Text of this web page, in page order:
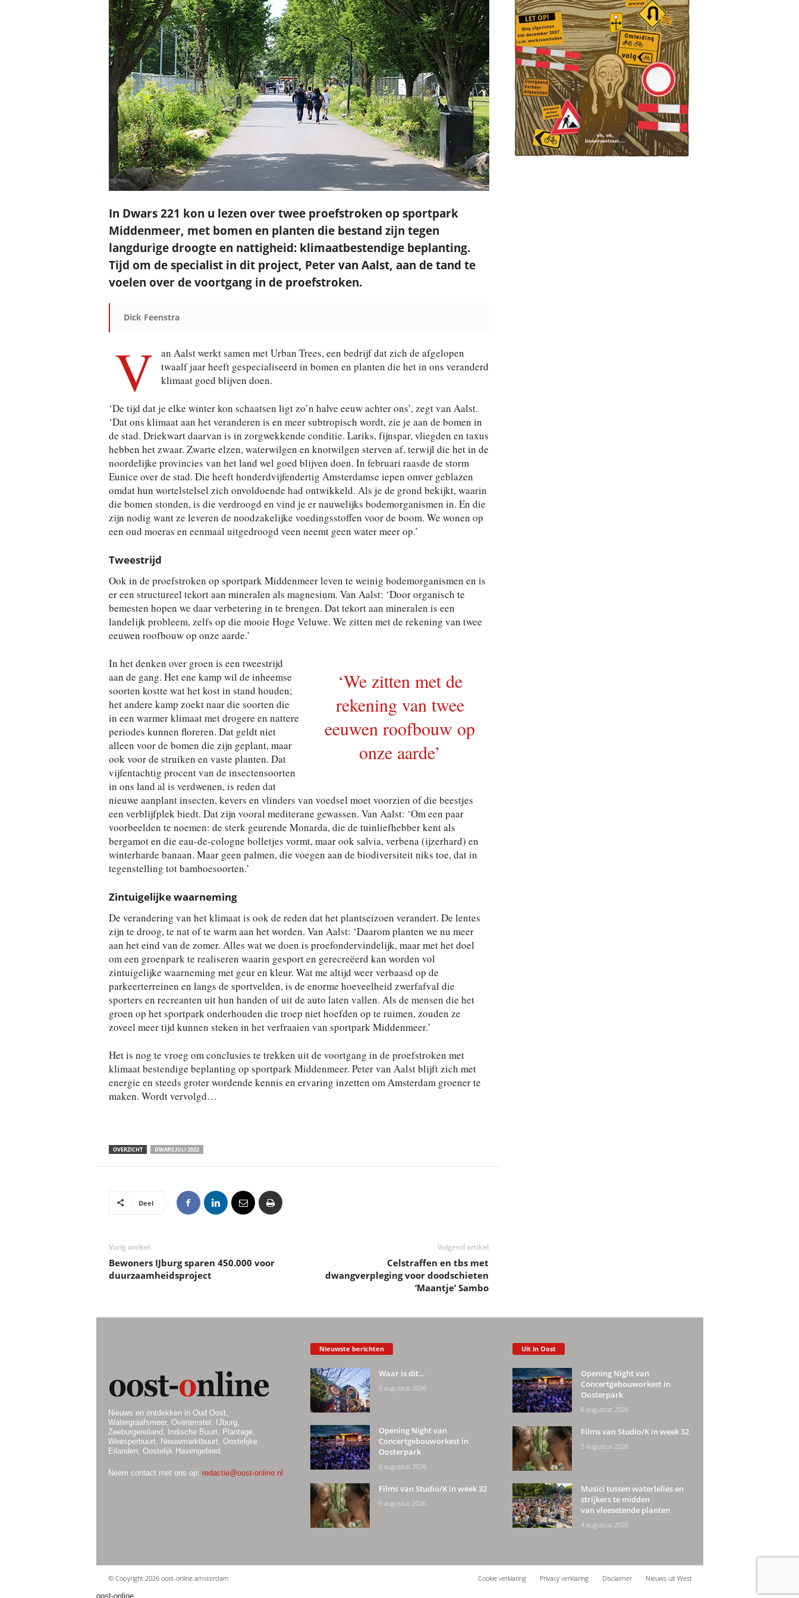
In Dwars 221 kon u lezen over twee proefstroken op sportpark
Middenmeer, met bomen en planten die bestand zijn tegen
langdurige droogte en nattigheid: klimaatbestendige beplanting.
Tijd om de specialist in dit project, Peter van Aalst, aan de tand te
voelen over de voortgang in de proefstroken.
Dick Feenstra
V
an Aalst werkt samen met Urban Trees, een bedrijf dat zich de afgelopen
twaalf jaar heeft gespecialiseerd in bomen en planten die het in ons veranderd
klimaat goed blijven doen.
‘De tijd dat je elke winter kon schaatsen ligt zo’n halve eeuw achter ons’, zegt van Aalst.
‘Dat ons klimaat aan het veranderen is en meer subtropisch wordt, zie je aan de bomen in
de stad. Driekwart daarvan is in zorgwekkende conditie. Lariks, fijnspar, vliegden en taxus
hebben het zwaar. Zwarte elzen, waterwilgen en knotwilgen sterven af, terwijl die het in de
noordelijke provincies van het land wel goed blijven doen. In februari raasde de storm
Eunice over de stad. Die heeft honderdvijfendertig Amsterdamse iepen omver geblazen
omdat hun wortelstelsel zich onvoldoende had ontwikkeld. Als je de grond bekijkt, waarin
die bomen stonden, is die verdroogd en vind je er nauwelijks bodemorganismen in. En die
zijn nodig want ze leveren de noodzakelijke voedingsstoffen voor de boom. We wonen op
een oud moeras en eenmaal uitgedroogd veen neemt geen water meer op.’
Tweestrijd
Ook in de proefstroken op sportpark Middenmeer leven te weinig bodemorganismen en is
er een structureel tekort aan mineralen als magnesium. Van Aalst: ‘Door organisch te
bemesten hopen we daar verbetering in te brengen. Dat tekort aan mineralen is een
landelijk probleem, zelfs op die mooie Hoge Veluwe. We zitten met de rekening van twee
eeuwen roofbouw op onze aarde.’
‘We zitten met de
rekening van twee
eeuwen roofbouw op
onze aarde’
In het denken over groen is een tweestrijd
aan de gang. Het ene kamp wil de inheemse
soorten kostte wat het kost in stand houden;
het andere kamp zoekt naar die soorten die
in een warmer klimaat met drogere en nattere
periodes kunnen floreren. Dat geldt niet
alleen voor de bomen die zijn geplant, maar
ook voor de struiken en vaste planten. Dat
vijfentachtig procent van de insectensoorten
in ons land al is verdwenen, is reden dat
nieuwe aanplant insecten, kevers en vlinders van voedsel moet voorzien of die beestjes
een verblijfplek biedt. Dat zijn vooral mediterane gewassen. Van Aalst: ‘Om een paar
voorbeelden te noemen: de sterk geurende Monarda, die de tuinliefhebber kent als
bergamot en die eau-de-cologne bolletjes vormt, maar ook salvia, verbena (ijzerhard) en
winterharde banaan. Maar geen palmen, die voegen aan de biodiversiteit niks toe, dat in
tegenstelling tot bamboesoorten.’
Zintuigelijke waarneming
De verandering van het klimaat is ook de reden dat het plantseizoen verandert. De lentes
zijn te droog, te nat of te warm aan het worden. Van Aalst: ‘Daarom planten we nu meer
aan het eind van de zomer. Alles wat we doen is proefondervindelijk, maar met het doel
om een groenpark te realiseren waarin gesport en gerecreëerd kan worden vol
zintuigelijke waarneming met geur en kleur. Wat me altijd weer verbaasd op de
parkeerterreinen en langs de sportvelden, is de enorme hoeveelheid zwerfafval die
sporters en recreanten uit hun handen of uit de auto laten vallen. Als de mensen die het
groen op het sportpark onderhouden die troep niet hoefden op te ruimen, zouden ze
zoveel meer tijd kunnen steken in het verfraaien van sportpark Middenmeer.’
Het is nog te vroeg om conclusies te trekken uit de voortgang in de proefstroken met
klimaat bestendige beplanting op sportpark Middenmeer. Peter van Aalst blijft zich met
energie en steeds groter wordende kennis en ervaring inzetten om Amsterdam groener te
maken. Wordt vervolgd…
OVERZICHT DWARS JULI 2022
Deel
Vorig artikel
Bewoners IJburg sparen 450.000 voor
duurzaamheidsproject
Volgend artikel
Celstraffen en tbs met
dwangverpleging voor doodschieten
‘Maantje’ Sambo
Nieuws en ontdekken in Oud Oost,
Watergraafsmeer, Overamstel, IJburg,
Zeeburgereiland, Indische Buurt, Plantage,
Weesperbuurt, Nieuwmarktbuurt, Oostelijke
Eilanden, Oostelijk Havengebied.
Neem contact met ons op: redactie@oost-online.nl
Nieuwste berichten
Waar is dit…
6 augustus 2026
Opening Night van
Concertgebouworkest in
Oosterpark
6 augustus 2026
Films van Studio/K in week 32
5 augustus 2026
Uit in Oost
Opening Night van
Concertgebouworkest in
Oosterpark
6 augustus 2026
Films van Studio/K in week 32
5 augustus 2026
Musici tussen waterlelies en
strijkers te midden
van vleesetende planten
4 augustus 2026
Cookie verklaring Privacy verklaring Disclaimer Nieuws uit West
© Copyright 2026 oost-online.amsterdam
oost-online